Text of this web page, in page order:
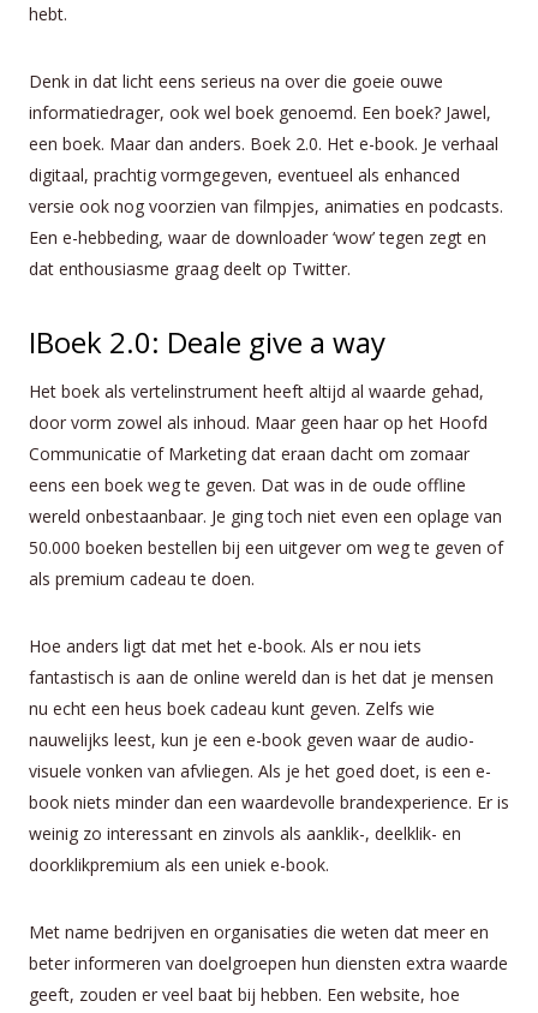
hebt.
Denk in dat licht eens serieus na over die goeie ouwe
informatiedrager, ook wel boek genoemd. Een boek? Jawel,
een boek. Maar dan anders. Boek 2.0. Het e-book. Je verhaal
digitaal, prachtig vormgegeven, eventueel als enhanced
versie ook nog voorzien van filmpjes, animaties en podcasts.
Een e-hebbeding, waar de downloader ‘wow’ tegen zegt en
dat enthousiasme graag deelt op Twitter.
IBoek 2.0: Deale give a way
Het boek als vertelinstrument heeft altijd al waarde gehad,
door vorm zowel als inhoud. Maar geen haar op het Hoofd
Communicatie of Marketing dat eraan dacht om zomaar
eens een boek weg te geven. Dat was in de oude offline
wereld onbestaanbaar. Je ging toch niet even een oplage van
50.000 boeken bestellen bij een uitgever om weg te geven of
als premium cadeau te doen.
Hoe anders ligt dat met het e-book. Als er nou iets
fantastisch is aan de online wereld dan is het dat je mensen
nu echt een heus boek cadeau kunt geven. Zelfs wie
nauwelijks leest, kun je een e-book geven waar de audio-
visuele vonken van afvliegen. Als je het goed doet, is een e-
book niets minder dan een waardevolle brandexperience. Er is
weinig zo interessant en zinvols als aanklik-, deelklik- en
doorklikpremium als een uniek e-book.
Met name bedrijven en organisaties die weten dat meer en
beter informeren van doelgroepen hun diensten extra waarde
geeft, zouden er veel baat bij hebben. Een website, hoe